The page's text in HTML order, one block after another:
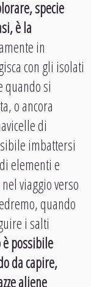
specie
è la
in
con gli isolati
quando si
o ancora
di
imbattersi
elementi e
viaggio verso
quando
i salti
è possibile
da capire,
aliene